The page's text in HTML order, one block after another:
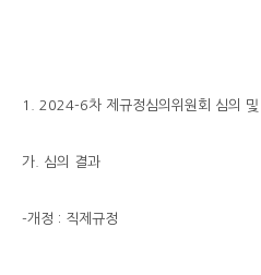
1. 2024-6차 제규정심의위원회 심의
가. 심의 결과
-개정 : 직제규정